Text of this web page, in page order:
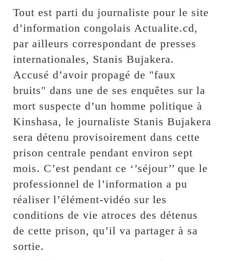
Tout est parti du journaliste pour le site
d’information congolais Actualite.cd,
par ailleurs correspondant de presses
internationales, Stanis Bujakera.
Accusé d’avoir propagé de "faux
bruits" dans une de ses enquêtes sur la
mort suspecte d’un homme politique à
Kinshasa, le journaliste Stanis Bujakera
sera détenu provisoirement dans cette
prison centrale pendant environ sept
mois. C’est pendant ce ‘’séjour’’ que le
professionnel de l’information a pu
réaliser l’élément-vidéo sur les
conditions de vie atroces des détenus
de cette prison, qu’il va partager à sa
sortie.